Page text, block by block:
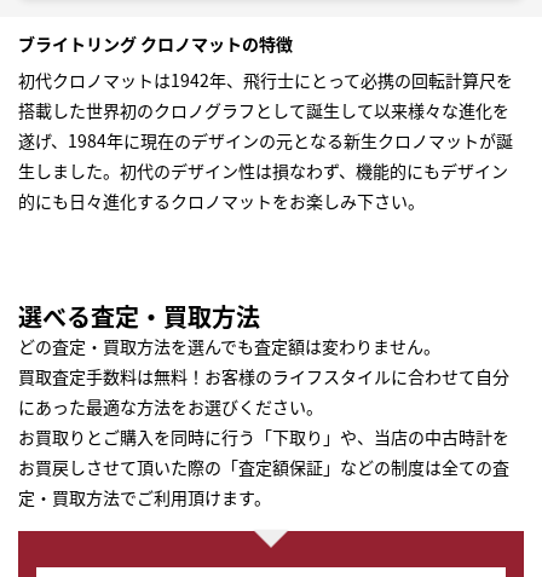
ブライトリング クロノマットの特徴
初代クロノマットは1942年、飛行士にとって必携の回転計算尺を
搭載した世界初のクロノグラフとして誕生して以来様々な進化を
遂げ、1984年に現在のデザインの元となる新生クロノマットが誕
生しました。初代のデザイン性は損なわず、機能的にもデザイン
的にも日々進化するクロノマットをお楽しみ下さい。
選べる査定・買取方法
どの査定・買取方法を選んでも査定額は変わりません。
買取査定手数料は無料！お客様のライフスタイルに合わせて自分
にあった最適な方法をお選びください。
お買取りとご購入を同時に行う「下取り」や、当店の中古時計を
お買戻しさせて頂いた際の「査定額保証」などの制度は全ての査
定・買取方法でご利用頂けます。